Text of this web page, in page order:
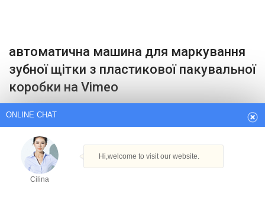
автоматична машина для маркування
зубної щітки з пластикової пакувальної
коробки на Vimeo
Доступна машина трафаретного друку.
Get Best Quote
ONLINE CHAT
Cilina